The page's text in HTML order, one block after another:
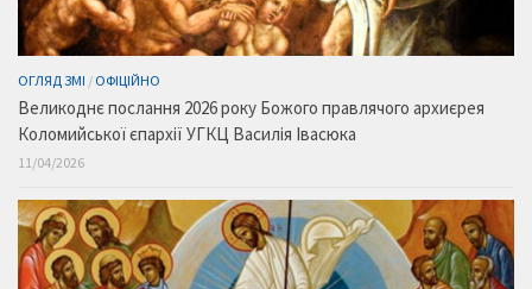
ОГЛЯД ЗМІ / ОФІЦІЙНО
Великоднє послання 2026 року Божого правлячого архиєрея
Коломийської єпархії УГКЦ Василія Івасюка
11/04/2026